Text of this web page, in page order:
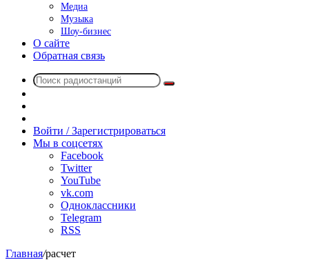
Медиа
Музыка
Шоу-бизнес
О сайте
Обратная связь
Поиск
радио
Войти / Зарегистрироваться
Мы в соцсетях
Facebook
Twitter
YouTube
vk.com
Одноклассники
Telegram
RSS
Главная/расчет